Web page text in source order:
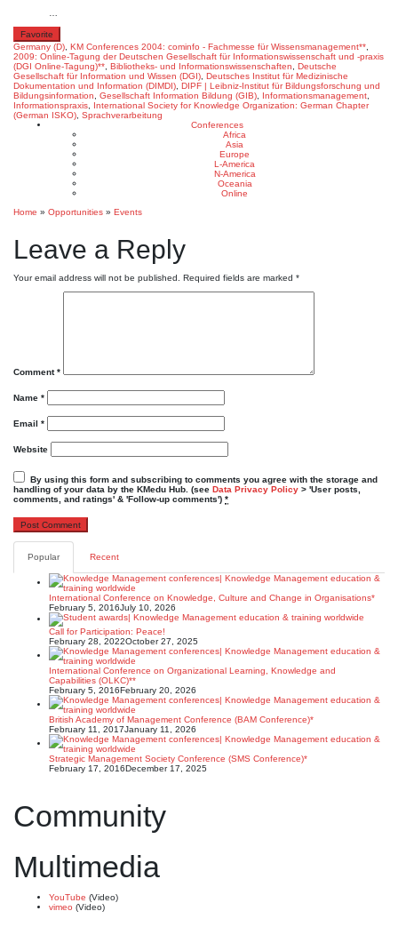
Favorite
Germany (D) KM Conferences 2004: cominfo - Fachmesse für Wissensmanagement**
2009: Online-Tagung der Deutschen Gesellschaft für Informationswissenschaft und -praxis
(DGI Online-Tagung)** Bibliotheks- und Informationswissenschaften
Deutsche
Gesellschaft für Information und Wissen (DGI) Deutsches Institut für Medizinische
Dokumentation und Information (DIMDI) DIPF | Leibniz-Institut für Bildungsforschung und
Bildungsinformation
Gesellschaft Information Bildung (GIB) Informationsmanagement
Informationspraxis
International Society for Knowledge Organization: German Chapter
(German ISKO) Sprachverarbeitung
Conferences
Africa
Asia
Europe
L-America
N-America
Oceania
Online
Home » Opportunities » Events
Leave a Reply
Your email address will not be published. Required fields are marked *
Comment*
Name *
Email *
Website
By using this form and subscribing to comments you agree with the storage and
handling of your data by the KMedu Hub. (see Data Privacy Policy > 'User posts,
comments, and ratings' & 'Follow-up comments') *
Popular Recent
International Conference on Knowledge, Culture and Change in Organisations*
February 5, 2016July 10, 2026
Call for Participation: Peace!
February 28, 2022October 27, 2025
International Conference on Organizational Learning, Knowledge and
Capabilities (OLKC)**
February 5, 2016February 20, 2026
British Academy of Management Conference (BAM Conference)*
February 11, 2017January 11, 2026
Strategic Management Society Conference (SMS Conference)*
February 17, 2016December 17, 2025
Community
Multimedia
YouTube (Video)
vimeo (Video)